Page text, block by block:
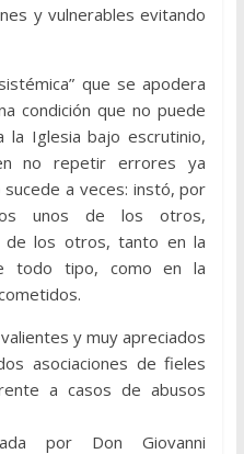
y vulnerables evitando
que se apodera
condición que no puede
Iglesia bajo escrutinio,
no repetir errores ya
a veces: instó, por
unos de los otros,
de los otros, tanto en la
todo tipo, como en la
y muy apreciados
asociaciones de fieles
a casos de abusos
por Don Giovanni